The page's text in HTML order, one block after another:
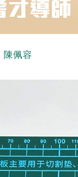
陳佩容